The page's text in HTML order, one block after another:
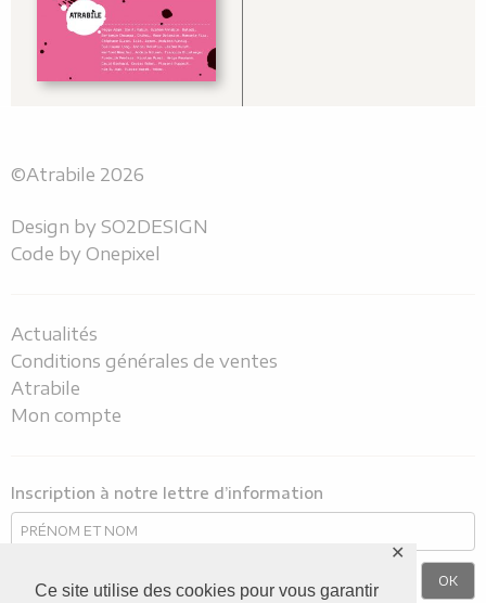
Ce site utilise des cookies pour vous garantir
✕
©Atrabile 2026
Design by SO2DESIGN
Code by Onepixel
Actualités
Conditions générales de ventes
Atrabile
Mon compte
Inscription à notre lettre d’information